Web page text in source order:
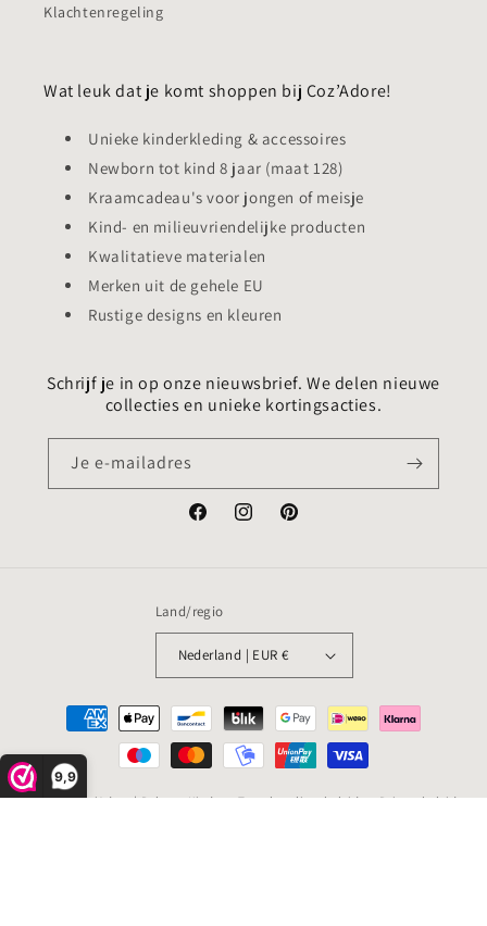
9,9
Klachtenregeling
Wat leuk dat je komt shoppen bij Coz’Adore!
Unieke kinderkleding & accessoires
Newborn tot kind 8 jaar (maat 128)
Kraamcadeau's voor jongen of meisje
Kind- en milieuvriendelijke producten
Kwalitatieve materialen
Merken uit de gehele EU
Rustige designs en kleuren
Schrijf je in op onze nieuwsbrief. We delen nieuwe
collecties en unieke kortingsacties.
Je e-mailadres
FacebookInstagramPinterest
Land/regio
Nederland | EUR €
Betaalmethoden
© 2026,Coz'Adore | Baby en Kind Terugbetalingsbeleid Privacybeleid